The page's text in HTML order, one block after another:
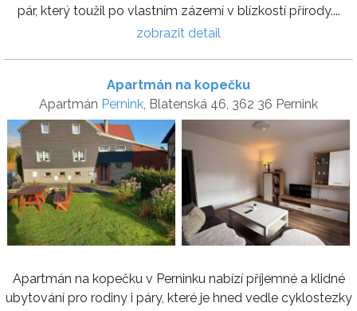
pár, který toužil po vlastním zázemí v blízkostí přírody....
zobrazit detail
Apartmán na kopečku
Apartmán Pernink , Blatenská 46, 362 36 Pernink
Apartmán na kopečku v Perninku nabízí příjemné a klidné
ubytování pro rodiny i páry, které je hned vedle cyklostezky